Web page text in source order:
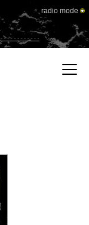
radio mode